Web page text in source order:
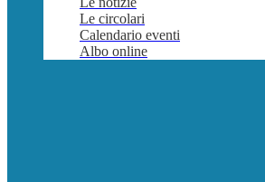
Le circolari
Calendario eventi
Albo online